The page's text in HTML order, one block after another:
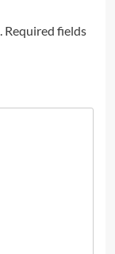
Required fields